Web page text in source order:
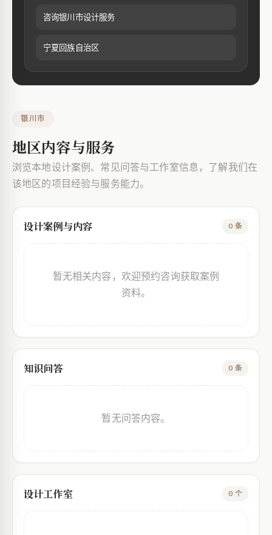
咨询银川市设计服务
宁夏回族自治区
银川市
地区内容与服务
浏览本地设计案例、常见问答与工作室信息，了解我们在
该地区的项目经验与服务能力。
设计案例与内容 0 条
暂无相关内容，欢迎预约咨询获取案例
资料。
知识问答 0 条
暂无问答内容。
设计工作室 0 个